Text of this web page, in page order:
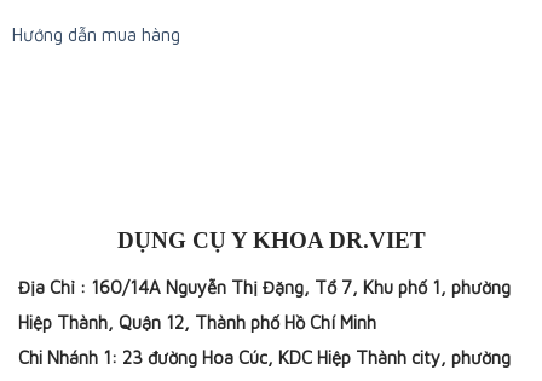
Hướng dẫn mua hàng
DỤNG CỤ Y KHOA DR.VIET
Địa Chỉ : 160/14A Nguyễn Thị Đặng, Tổ 7, Khu phố 1, phường
Hiệp Thành, Quận 12, Thành phố Hồ Chí Minh
Chi Nhánh 1: 23 đường Hoa Cúc, KDC Hiệp Thành city, phường